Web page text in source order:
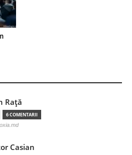
Raţă
6 COMENTARII
Casian